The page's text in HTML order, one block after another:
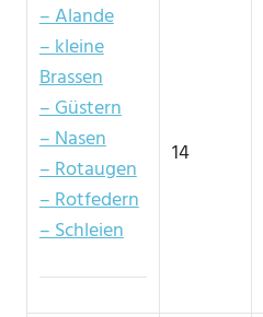
– Alande
– kleine
Brassen
– Güstern
– Nasen
– Rotaugen
– Rotfedern
– Schleien
14